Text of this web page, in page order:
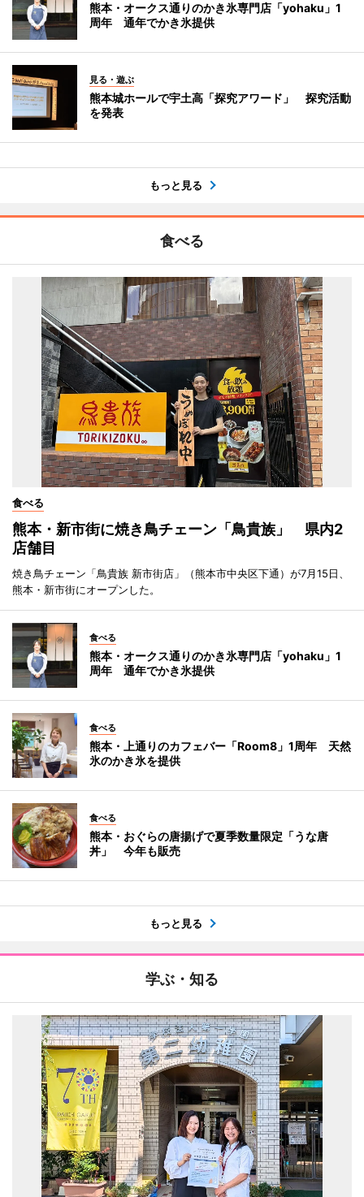
熊本・オークス通りのかき氷専門店「yohaku」1
周年 通年でかき氷提供
見る・遊ぶ
熊本城ホールで宇土高「探究アワード」 探究活動
を発表
もっと見る
食べる
食べる
熊本・新市街に焼き鳥チェーン「鳥貴族」 県内2
店舗目
焼き鳥チェーン「鳥貴族 新市街店」（熊本市中央区下通）が7月15日、
熊本・新市街にオープンした。
食べる
熊本・オークス通りのかき氷専門店「yohaku」1
周年 通年でかき氷提供
食べる
熊本・上通りのカフェバー「Room8」1周年 天然
氷のかき氷を提供
食べる
熊本・おぐらの唐揚げで夏季数量限定「うな唐
丼」 今年も販売
もっと見る
学ぶ・知る